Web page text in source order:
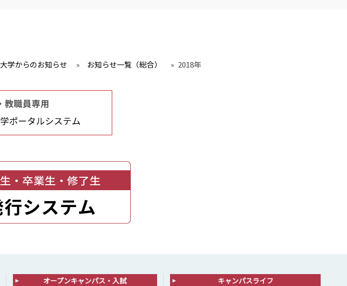
大学からのお知らせ » お知らせ一覧（総合） » 2018年
オープンキャンパス・入試 キャンパスライフ